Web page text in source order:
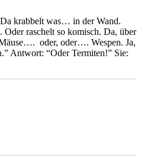
krabbelt was… in der Wand.
raschelt so komisch. Da, über
oder, oder…. Wespen. Ja,
Antwort: “Oder Termiten!” Sie: